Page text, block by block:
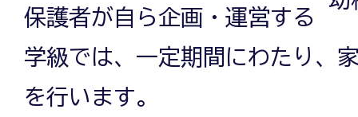
保護者が自ら企画・運営する
学級では、一定期間にわたり、
を行います。